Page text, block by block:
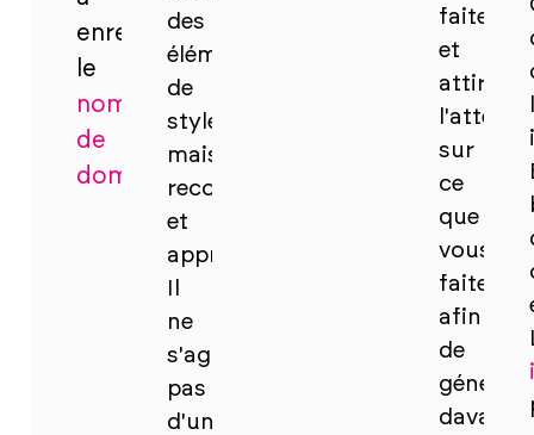
enregistrer
le
nom
de
domaine
des
éléments
de
style
maison
reconnaissables
et
appropriés.
ne
s'agit
pas
d'un
faites
et
attirer
sur
ce
que
vous
faites
afin
de
générer